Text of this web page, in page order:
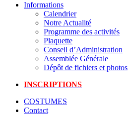
Informations
Calendrier
Notre Actualité
Programme des activités
Plaquette
Conseil d’Administration
Assemblée Générale
Dépôt de fichiers et photos
INSCRIPTIONS
COSTUMES
Contact